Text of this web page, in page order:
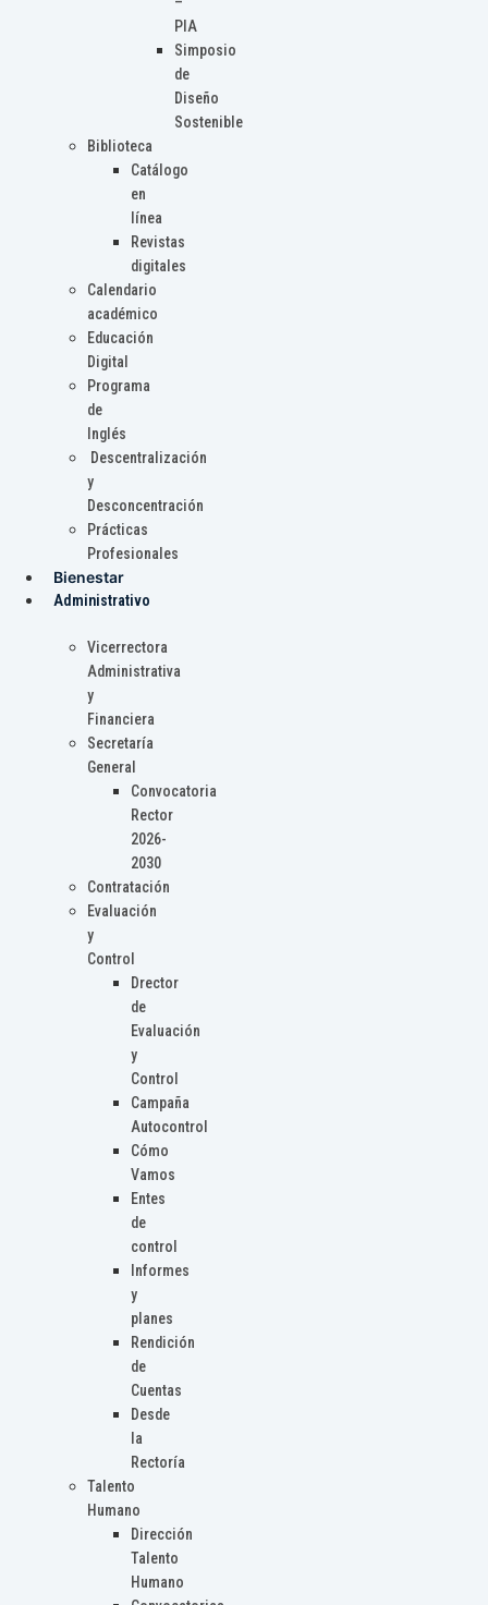
PIA
Simposio
de
Diseño
Sostenible
Biblioteca
Catálogo
en
línea
Revistas
digitales
Calendario
académico
Educación
Digital
Programa
de
Inglés
Descentralización
y
Desconcentración
Prácticas
Profesionales
Bienestar
Administrativo
Vicerrectora
Administrativa
y
Financiera
Secretaría
General
Convocatoria
Rector
2026-
2030
Contratación
Evaluación
y
Control
Drector
de
Evaluación
y
Control
Campaña
Autocontrol
Cómo
Vamos
Entes
de
control
Informes
y
planes
Rendición
de
Cuentas
Desde
la
Rectoría
Talento
Humano
Dirección
Talento
Humano